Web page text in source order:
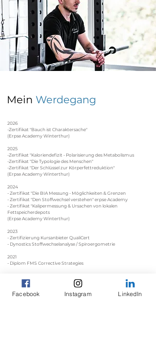
Mein Werdegang
2026
-Zertifikat "Bauch ist Charaktersache"
(Erpse Academy Winterthur)
2025
-Zertifikat "Kaloriendefizit - Polarisierung des Metabolismus
-Zertifikat "Die Typologie des Menschen"
-Zertifikat "Der Schlüssel zur Körperfettreduktion"
(Erpse Academy Winterthur)
2024
- Zertifikat "Die BIA Messung - Möglichkeiten & Grenzen
- Zertifikat "Den Stoffwechsel verstehen" erpse Academy
- Zertifikat "Kalipermessung & Ursachen von lokalen
Fettspeicherdepots
(Erpse Academy Winterthur)
2023
- Zertifizierung Kursanbieter QualiCert
- Dynostics Stoffwechselanalyse / Spiroergometrie
2021
- Diplom FMS Corrective Strategies
- Diplom Functional Movement Screen -FMS
2019
Facebook Instagram LinkedIn